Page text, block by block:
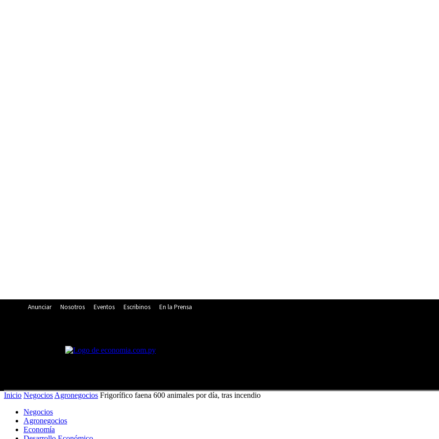
Anunciar Nosotros Eventos Escribinos En la Prensa
viernes, agosto 7, 2026
Inicio Negocios Agronegocios Frigorífico faena 600 animales por día, tras incendio
Negocios
Agronegocios
Economía